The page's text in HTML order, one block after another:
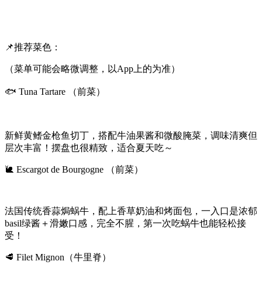
📌推荐菜色：
（菜单可能会略微调整，以App上的为准）
🐟 Tuna Tartare （前菜）
新鲜黄鳍金枪鱼切丁，搭配牛油果酱和微酸腌菜，调味清爽但
层次丰富！摆盘也很精致，适合夏天吃～
🐌 Escargot de Bourgogne （前菜）
法国传统香蒜焗蜗牛，配上香草奶油和烤面包，一入口是浓郁
basil绿酱＋滑嫩口感，完全不腥，第一次吃蜗牛也能轻松接
受！
🥩 Filet Mignon（牛里脊）